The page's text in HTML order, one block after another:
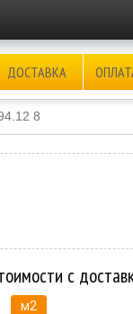
ДОСТАВКА
с
м2